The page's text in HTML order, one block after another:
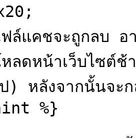
ล์แคชจะถูกลบ อ
ลดหน้าเว็บไซต์ช้
) หลังจากนั้นจะ